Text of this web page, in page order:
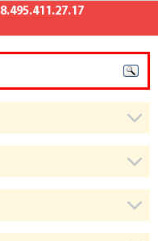
8.495.411.27.17